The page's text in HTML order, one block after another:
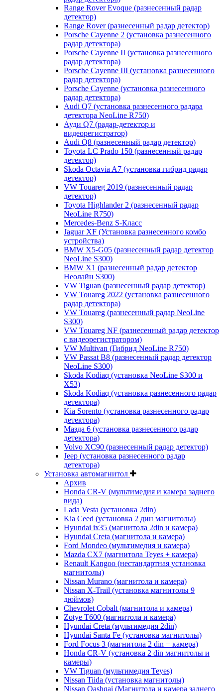
Range Rover Evoque (разнесенный радар
детектор)
Range Rover (разнесенный радар детектор)
Porsche Cayenne 2 (установка разнесенного
радар детектора)
Porsche Cayenne II (установка разнесенного
радар детектора)
Porsche Cayenne III (установка разнесенного
радар детектора)
Porsche Cayenne (установка разнесенного
радар детектора)
Audi Q7 (установка разнесенного радара
детектора NeoLine R750)
Ауди Q7 (радар-детектор и
видеорегистратор)
Audi Q8 (разнесенный радар детектор)
Toyota LC Prado 150 (разнесенный радар
детектор)
Skoda Octavia A7 (установка гибрид радар
детектор)
VW Touareg 2019 (разнесенный радар
детектор)
Toyota Highlander 2 (разнесенный радар
NeoLine R750)
Mercedes-Benz S-Класс
Jaguar XF (Установка разнесенного комбо
устройства)
BMW X5-G05 (разнесенный радар детектор
NeoLine S300)
BMW X1 (разнесенный радар детектор
Неолайн S300)
VW Tiguan (разнесенный радар детектор)
VW Touareg 2022 (установка разнесенного
радар детектора)
VW Touareg (разнесенный радар NeoLine
S300)
VW Touareg NF (разнесенный радар детектор
с видеорегистратором)
VW Multivan (Гибрид NeoLine R750)
VW Passat B8 (разнесенный радар детектор
NeoLine S300)
Skoda Kodiaq (установка NeoLine S300 и
X53)
Skoda Kodiaq (установка разнесенного радар
детектора)
Kia Sorento (установка разнесенного радар
детектора)
Мазда 6 (установка разнесенного радар
детектора)
Volvo XC90 (разнесенный радар детектор)
Jeep (установка разнесенного радар
детектора)
Установка автомагнитол
Архив
Honda CR-V (мультимедия и камера заднего
вида)
Lada Vesta (установка 2din)
Kia Ceed (установка 2 дин магнитолы)
Hyundai ix35 (магнитола 2din и камера)
Hyundai Creta (магнитола и камера)
Ford Mondeo (мультимедия и камера)
Mazda CX7 (магнитола Teyes + камера)
Renault Kangoo (нестандартная установка
магнитолы)
Nissan Murano (магнитола и камера)
Nissan X-Trail (установка магнитолы 9
дюймов)
Chevrolet Cobalt (магнитола и камера)
Zotye T600 (магнитола и камера)
Hyundai Creta (мультимедия 2din)
Hyundai Santa Fe (установка магнитолы)
Ford Focus 3 (магнитола 2 din + камера)
Honda CR-V (установка 2 din магнитолы и
камеры)
VW Tiguan (мультимедия Teyes)
Nissan Tiida (установка магнитолы)
Nissan Qashqai (Магнитола и камера заднего